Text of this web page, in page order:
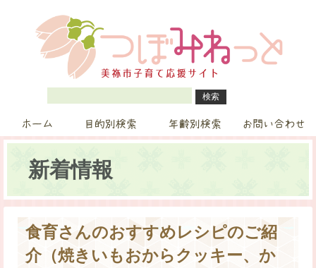
ホーム 目的別検索 年齢別検索 お問い合わせ
新着情報
食育さんのおすすめレシピのご紹
介（焼きいもおからクッキー、か